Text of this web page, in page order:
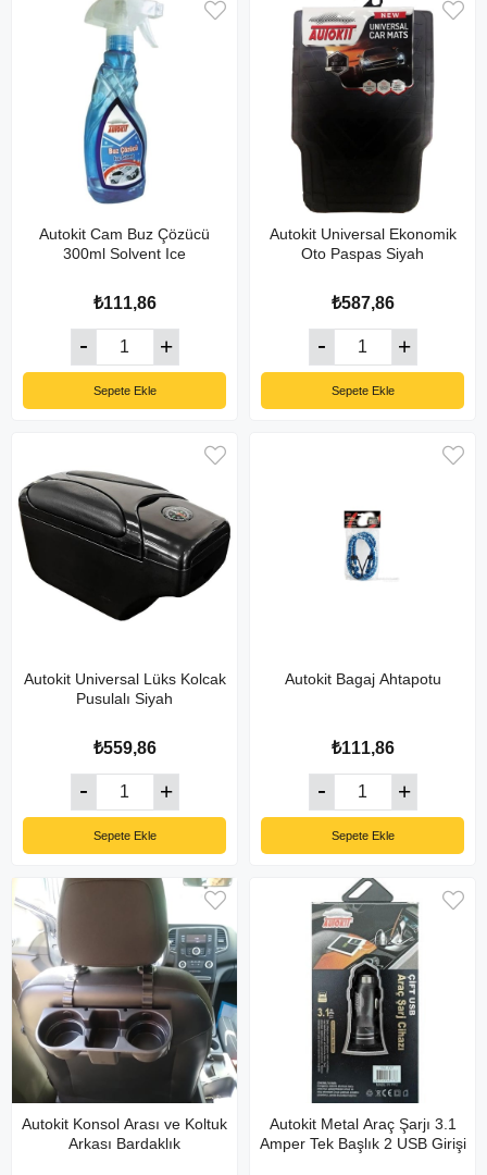
Autokit Cam Buz Çözücü
300ml Solvent Ice
₺111,86
Sepete Ekle
Autokit Universal Ekonomik
Oto Paspas Siyah
₺587,86
Sepete Ekle
Autokit Universal Lüks Kolcak
Pusulalı Siyah
₺559,86
Sepete Ekle
Autokit Bagaj Ahtapotu
₺111,86
Sepete Ekle
Autokit Konsol Arası ve Koltuk
Arkası Bardaklık
Autokit Metal Araç Şarjı 3.1
Amper Tek Başlık 2 USB Girişi